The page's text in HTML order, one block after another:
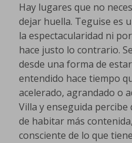
Hay lugares que no
dejar huella. Teguise es
la espectacularidad ni
hace justo lo contrario.
desde una forma de
entendido hace tiempo
acelerado, agrandado o
Villa y enseguida
de habitar más
consciente de lo que